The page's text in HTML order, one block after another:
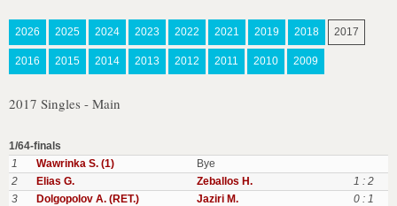
2026 2025 2024 2023 2022 2021 2019 2018 2017
2016 2015 2014 2013 2012 2011 2010 2009
2017 Singles - Main
1/64-finals
1
Wawrinka S. (1)
Bye
2
Elias G. Zeballos H.
1 : 2
3
Dolgopolov A. (RET.) Jaziri M.
0 : 1